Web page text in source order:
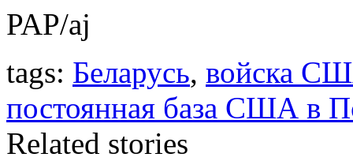
PAP/aj
tags: Беларусь, войска
постоянная база США в
Related stories